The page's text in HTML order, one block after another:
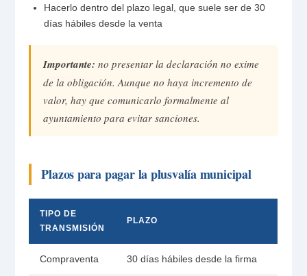
Hacerlo dentro del plazo legal, que suele ser de 30
días hábiles desde la venta
Importante: no presentar la declaración no exime
de la obligación. Aunque no haya incremento de
valor, hay que comunicarlo formalmente al
ayuntamiento para evitar sanciones.
Plazos para pagar la plusvalía municipal
TIPO DE
TRANSMISIÓN
PLAZO
Compraventa 30 días hábiles desde la firma